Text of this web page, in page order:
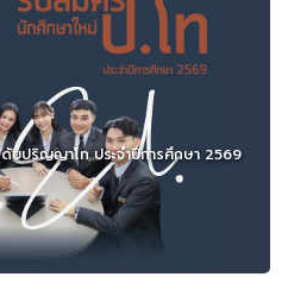
บปริญญาโท ประจำปีการศึกษา 2569